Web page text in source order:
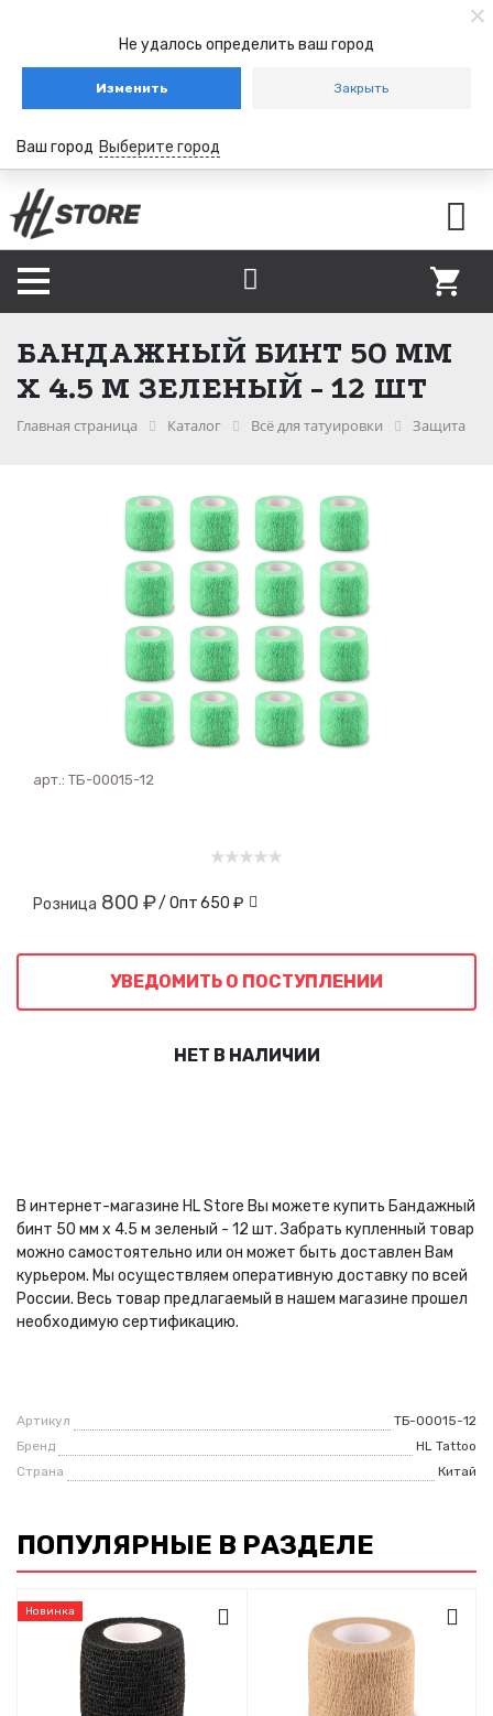
Не удалось определить ваш город
Изменить Закрыть
Ваш город Выберите город
БАНДАЖНЫЙ БИНТ 50 ММ
Х 4.5 М ЗЕЛЕНЫЙ - 12 ШТ
Главная страница Каталог Всё для татуировки Защита
арт.: ТБ-00015-12
Розница 800 ₽/ Опт650 ₽
УВЕДОМИТЬ О ПОСТУПЛЕНИИ
НЕТ В НАЛИЧИИ
В интернет-магазине HL Store Вы можете купить Бандажный
бинт 50 мм х 4.5 м зеленый - 12 шт. Забрать купленный товар
можно самостоятельно или он может быть доставлен Вам
курьером. Мы осуществляем оперативную доставку по всей
России. Весь товар предлагаемый в нашем магазине прошел
необходимую сертификацию.
Артикул
ТБ-00015-12
Бренд
HL Tattoo
Страна
Китай
ПОПУЛЯРНЫЕ В РАЗДЕЛЕ
Новинка